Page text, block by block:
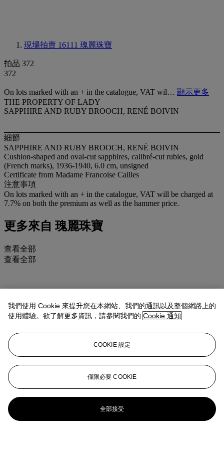
現場拍賣 16111 瑰麗珠寶
拍品 372
372
On lots marked with an + in the catalogue, VAT wil… 顯示更多
THE PROPERTY OF LADY
SAPPHIRE AND RUBY BROOCH, RENÉ BOIVIN
細節
SAPPHIRE AND RUBY BROOCH, RENÉ BOIVIN
Cushion-shaped and oval-cut sapphires, calibré-cut rubies, gold
(French marks), 1936-1940, 6.0 cm, unsigned
Certificate from Madame Francoise Cailles
注意事項
On lots marked with an + in the catalogue, VAT will be charged at
7.7% on both the premium as well as the hammer price.
更多來自 瑰麗珠寶
查看全部
查看全部
我們使用 Cookie 來提升您在本網站、我們的通訊以及整個網路上的
使用體驗。欲了解更多資訊，請參閱我們的 Cookie 通知
COOKIE 設定
僅限必要 COOKIE
全部接受